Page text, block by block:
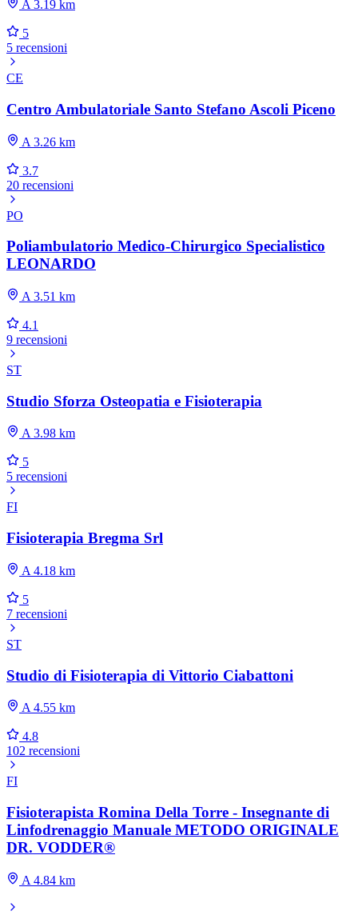
A 3.19 km
5
5 recensioni
CE
Centro Ambulatoriale Santo Stefano Ascoli Piceno
A 3.26 km
3.7
20 recensioni
PO
Poliambulatorio Medico-Chirurgico Specialistico
LEONARDO
A 3.51 km
4.1
9 recensioni
ST
Studio Sforza Osteopatia e Fisioterapia
A 3.98 km
5
5 recensioni
FI
Fisioterapia Bregma Srl
A 4.18 km
5
7 recensioni
ST
Studio di Fisioterapia di Vittorio Ciabattoni
A 4.55 km
4.8
102 recensioni
FI
Fisioterapista Romina Della Torre - Insegnante di
Linfodrenaggio Manuale METODO ORIGINALE
DR. VODDER®
A 4.84 km